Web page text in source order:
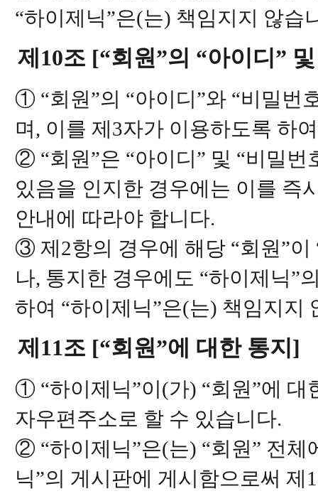
“하이제닉”은(는) 책임지지 않습
제10조 [“회원”의 “아이디”
① “회원”의 “아이디”와 “비밀번
며, 이를 제3자가 이용하도록 하
② “회원”은 “아이디” 및 “비밀
있음을 인지한 경우에는 이를 즉
안내에 따라야 합니다.
③ 제2항의 경우에 해당 “회원”이
나, 통지한 경우에도 “하이제닉”
하여 “하이제닉”은(는) 책임지지
제11조 [“회원”에 대한 통지]
① “하이제닉”이(가) “회원”에 대
자우편주소로 할 수 있습니다.
② “하이제닉”은(는) “회원” 전체
닉”의 게시판에 게시함으로써